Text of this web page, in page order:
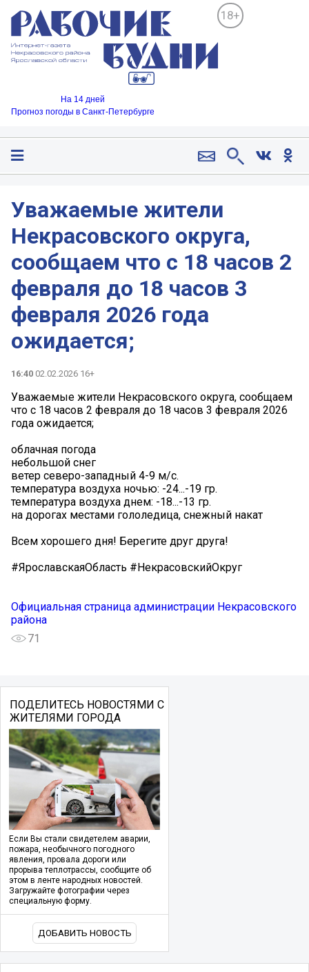
18+
На 14 дней
Прогноз погоды в Санкт-Петербурге
Уважаемые жители
Некрасовского округа,
сообщаем что с 18 часов 2
февраля до 18 часов 3
февраля 2026 года
ожидается;
16:40 02.02.2026 16+
Уважаемые жители Некрасовского округа, сообщаем
что с 18 часов 2 февраля до 18 часов 3 февраля 2026
года ожидается;
облачная погода
небольшой снег
ветер северо-западный 4-9 м/с.
температура воздуха ночью: -24...-19 гр.
температура воздуха днем: -18...-13 гр.
на дорогах местами гололедица, снежный накат
Всем хорошего дня! Берегите друг друга!
#ЯрославскаяОбласть #НекрасовскийОкруг
Официальная страница администрации Некрасовского
района
71
ПОДЕЛИТЕСЬ НОВОСТЯМИ С
ЖИТЕЛЯМИ ГОРОДА
Если Вы стали свидетелем аварии,
пожара, необычного погодного
явления, провала дороги или
прорыва теплотрассы, сообщите об
этом в ленте народных новостей.
Загружайте фотографии через
специальную форму.
ДОБАВИТЬ НОВОСТЬ